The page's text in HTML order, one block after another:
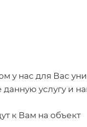
у нас для Вас
данную услугу и
к Вам на объект